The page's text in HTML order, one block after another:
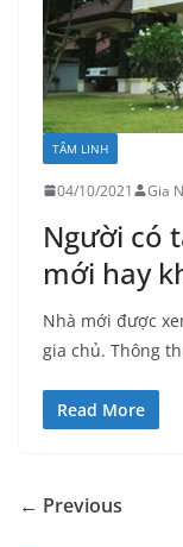
TÂM LINH
04/10/2021 Gia
Người có
mới hay
Nhà mới được
gia chủ. Thông
Read More
← Previous